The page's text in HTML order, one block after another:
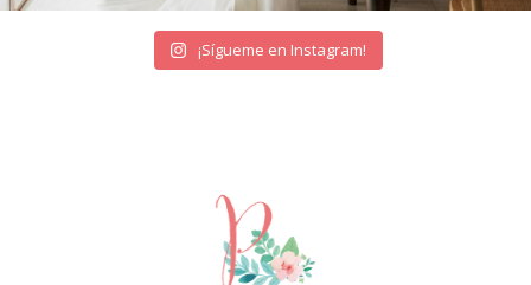
¡Sígueme en Instagram!